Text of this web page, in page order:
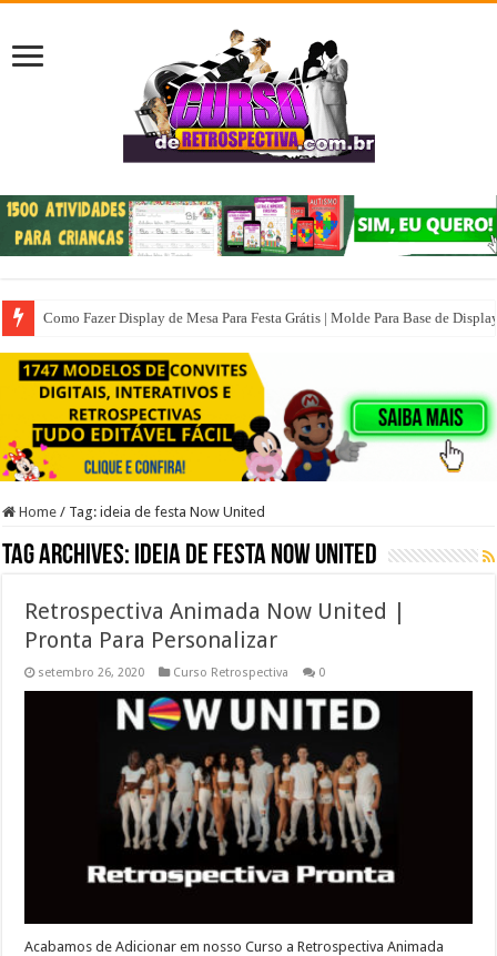
Como Fazer Display de Mesa Para Festa Grátis | Molde Para Base de
Home / Tag:ideia de festa Now United
Tag Archives: ideia de festa Now United
Retrospectiva Animada Now United |
Pronta Para Personalizar
setembro 26, 2020 Curso Retrospectiva 0
Acabamos de Adicionar em nosso Curso a Retrospectiva Animada